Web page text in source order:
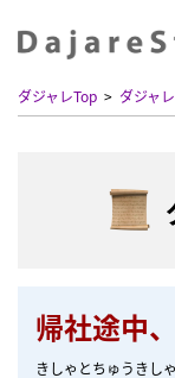
ダジャレTop ダジャ
帰社途中
きしゃとちゅうきし